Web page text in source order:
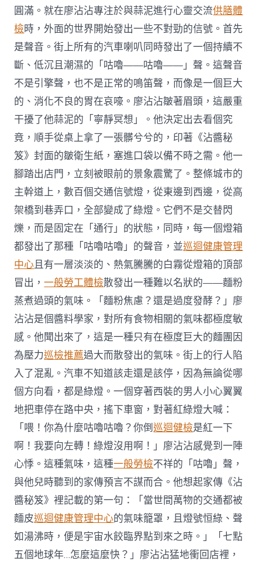
圓滿。就在廖沾沾專注於與蒜泥進行心靈交流供膳體
檢時，外面的世界開始發出一些不對勁的信號。首先
是聲音。街上所有的汽車喇叭同時發出了一個持續不
斷、低沉且潮濕的「咕嚕——咕嚕——」聲。這聲音
不是引擎聲，也不是正常的鳴笛聲，而像是一個巨大
的、消化不良的胃在哀嚎。廖沾沾皺著眉頭，這嚴重
干擾了他蒜泥的「寧靜冥想」。他決定出去看個究
竟，順手從桌上拿了一張髒兮兮的，印著《沾醬秘
笈》封面的皺衛生紙，塞進口袋以備不時之需。他一
腳踏出店門，立刻被眼前的景象震驚了。整條城市的
主幹道上，數百個交通信號燈，從東邊到西邊，從高
架橋到巷弄口，全部變成了綠燈。它們不是交替閃
爍，而是固定在「通行」的狀態，同時，每一個燈箱
都發出了那種「咕嚕咕嚕」的聲音，並巡迴健康管理
中心且有一層淡淡的、熱氣騰騰的白霧從燈箱的頂部
冒出，一般勞工體檢散發出一種難以名狀的——麵粉
蒸煮過頭的氣味。「麵粉焦慮？還是過度發酵？」廖
沾沾是個醬料學家，對所有食物相關的氣味都極度敏
感。他聞出來了，這是一種只有在極度巨大的麵團因
為壓力巡檢推薦過大而散發出的氣味。街上的行人陷
入了混亂。汽車不知道該走還是該停，因為無論從哪
個方向看，都是綠燈。一個穿著西裝的男人小心翼翼
地把車停在路中央，搖下車窗，對著紅綠燈大喊：
「喂！你為什麼咕嚕咕嚕？你倒巡迴健檢是紅一下
啊！我要向左轉！綠燈沒用啊！」廖沾沾感覺到一陣
心悸。這種氣味，這種一般勞檢不祥的「咕嚕」聲，
與他兒時聽到的家傳預言不謀而合。他想起家傳《沾
醬秘笈》裡記載的第一句：「當世間萬物的交通都被
麵皮巡迴健康管理中心的氣味籠罩，且燈號恒綠、聲
如湯沸時，便是宇宙水餃臨界點到來之時。」「七點
五個地球年…怎麼這麼快？」廖沾沾猛地衝回店裡，